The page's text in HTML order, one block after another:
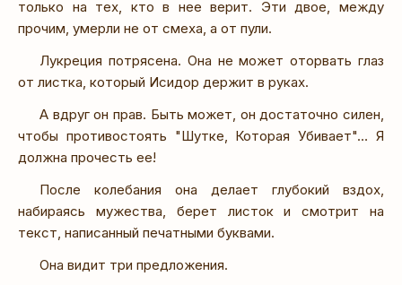
только на тех, кто в нее верит. Эти двое, между
прочим, умерли не от смеха, а от пули.
Лукреция потрясена. Она не может оторвать глаз
от листка, который Исидор держит в руках.
А вдруг он прав. Быть может, он достаточно силен,
чтобы противостоять "Шутке, Которая Убивает"… Я
должна прочесть ее!
После колебания она делает глубокий вздох,
набираясь мужества, берет листок и смотрит на
текст, написанный печатными буквами.
Она видит три предложения.